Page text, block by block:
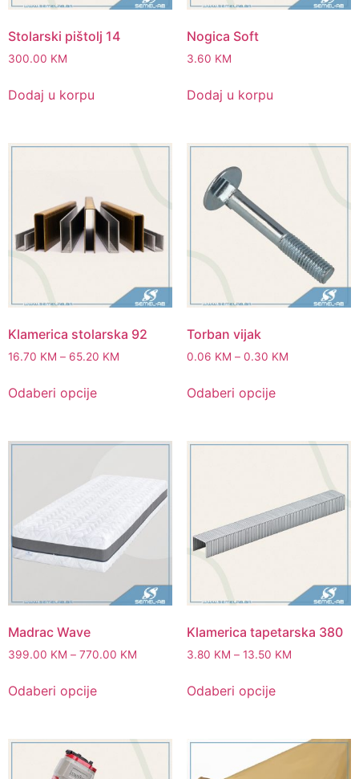
Stolarski pištolj 14
300.00 KM
Dodaj u korpu
Nogica Soft
3.60 KM
Dodaj u korpu
Klamerica stolarska 92
16.70 KM – 65.20 KM
Odaberi opcije
Torban vijak
0.06 KM – 0.30 KM
Odaberi opcije
Madrac Wave
399.00 KM – 770.00 KM
Odaberi opcije
Klamerica tapetarska 380
3.80 KM – 13.50 KM
Odaberi opcije